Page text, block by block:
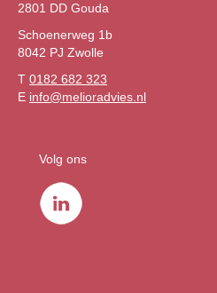
2801 DD Gouda
Schoenerweg 1b
8042 PJ Zwolle
T 0182 682 323
E info@melioradvies.nl
Volg ons